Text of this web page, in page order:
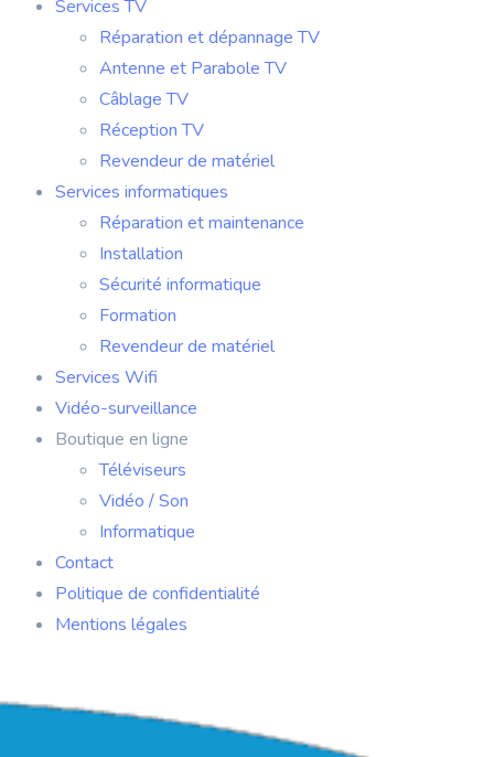
Services TV
Réparation et dépannage TV
Antenne et Parabole TV
Câblage TV
Réception TV
Revendeur de matériel
Services informatiques
Réparation et maintenance
Installation
Sécurité informatique
Formation
Revendeur de matériel
Services Wifi
Vidéo-surveillance
Boutique en ligne
Téléviseurs
Vidéo / Son
Informatique
Contact
Politique de confidentialité
Mentions légales